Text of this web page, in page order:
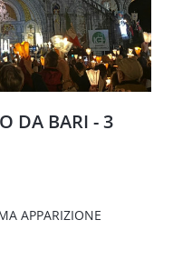
DA BARI - 3
APPARIZIONE